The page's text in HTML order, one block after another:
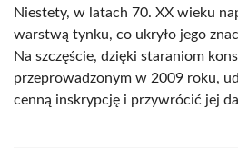
Niestety, w latach 70. XX wieku
warstwą tynku, co ukryło jego
Na szczęście, dzięki staraniom
przeprowadzonym w 2009 roku,
cenną inskrypcję i przywrócić jej